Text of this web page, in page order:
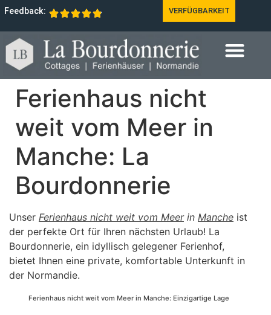
Feedback: VERFÜGBARKEIT
Ferienhaus nicht
weit vom Meer in
Manche: La
Bourdonnerie
Unser Ferienhaus nicht weit vom Meerin Manche ist
der perfekte Ort für Ihren nächsten Urlaub! La
Bourdonnerie, ein idyllisch gelegener Ferienhof,
bietet Ihnen eine private, komfortable Unterkunft in
der Normandie.
Ferienhaus nicht weit vom Meer in Manche: Einzigartige Lage